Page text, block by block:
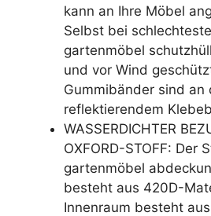
kann an Ihre Möbel
Selbst bei
gartenmöbel
und vor Wind
Gummibänder sind an
reflektierendem
WASSERDICHTER
OXFORD-STOFF: Der
gartenmöbel
besteht aus 420D-
Innenraum besteht